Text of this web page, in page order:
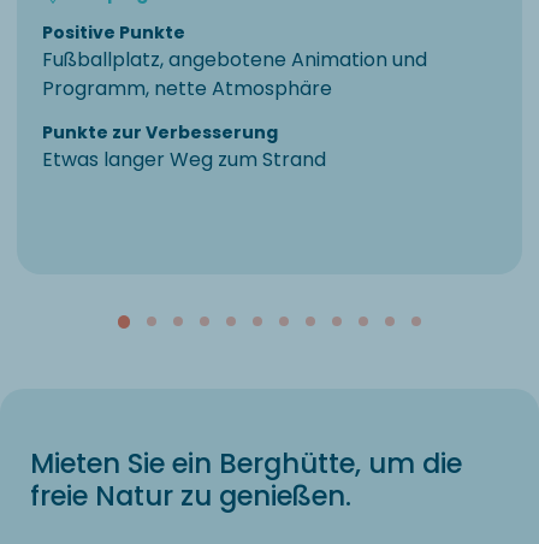
Positive Punkte
Fußballplatz, angebotene Animation und
Programm, nette Atmosphäre
Punkte zur Verbesserung
Etwas langer Weg zum Strand
Mieten Sie ein Berghütte, um die
freie Natur zu genießen.